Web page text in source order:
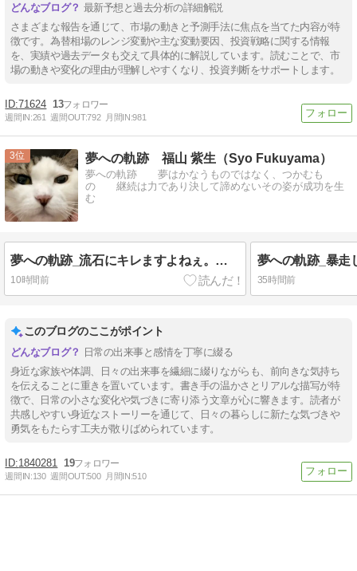
最新予想と過去分析の詳細解説
さまざまな報告を通じて、市場の動きと予測手法に焦点を当てた内容が特
徴です。為替相場のレンジ変動や主な変動要因、投資戦略に関する情報
を、実績や過去データも交えて具体的に解説しています。読むことで、市
場の動きや変化の理由が理解しやすくなり、投資判断をサポートします。
71624 13
週間IN:261 週間OUT:792 月間IN:981
3 夢への軌跡 福山 紫生（Syo Fukuyama）
夢への軌跡 夢はかなうものではなく、つかむも
の 継続は力であり決して諦めないその姿が成功を生
む
夢への軌跡_流石にキレますよねぇ。（笑）
10時間前 35時間前
このブログのここがポイント
日常の出来事と感情を丁寧に綴る
身近な家族や体調、日々の出来事を繊細に綴りながらも、前向きな気持ち
を伝えることに重きを置いています。書き手の温かさとリアルな描写が特
徴で、日常の小さな変化や気づきに寄り添う文章が心に響きます。読者が
共感しやすい身近なストーリーを通じて、日々の暮らしに新たな気づきや
勇気をもたらす工夫が散りばめられています。
1840281 19
週間IN:130 週間OUT:500 月間IN:510